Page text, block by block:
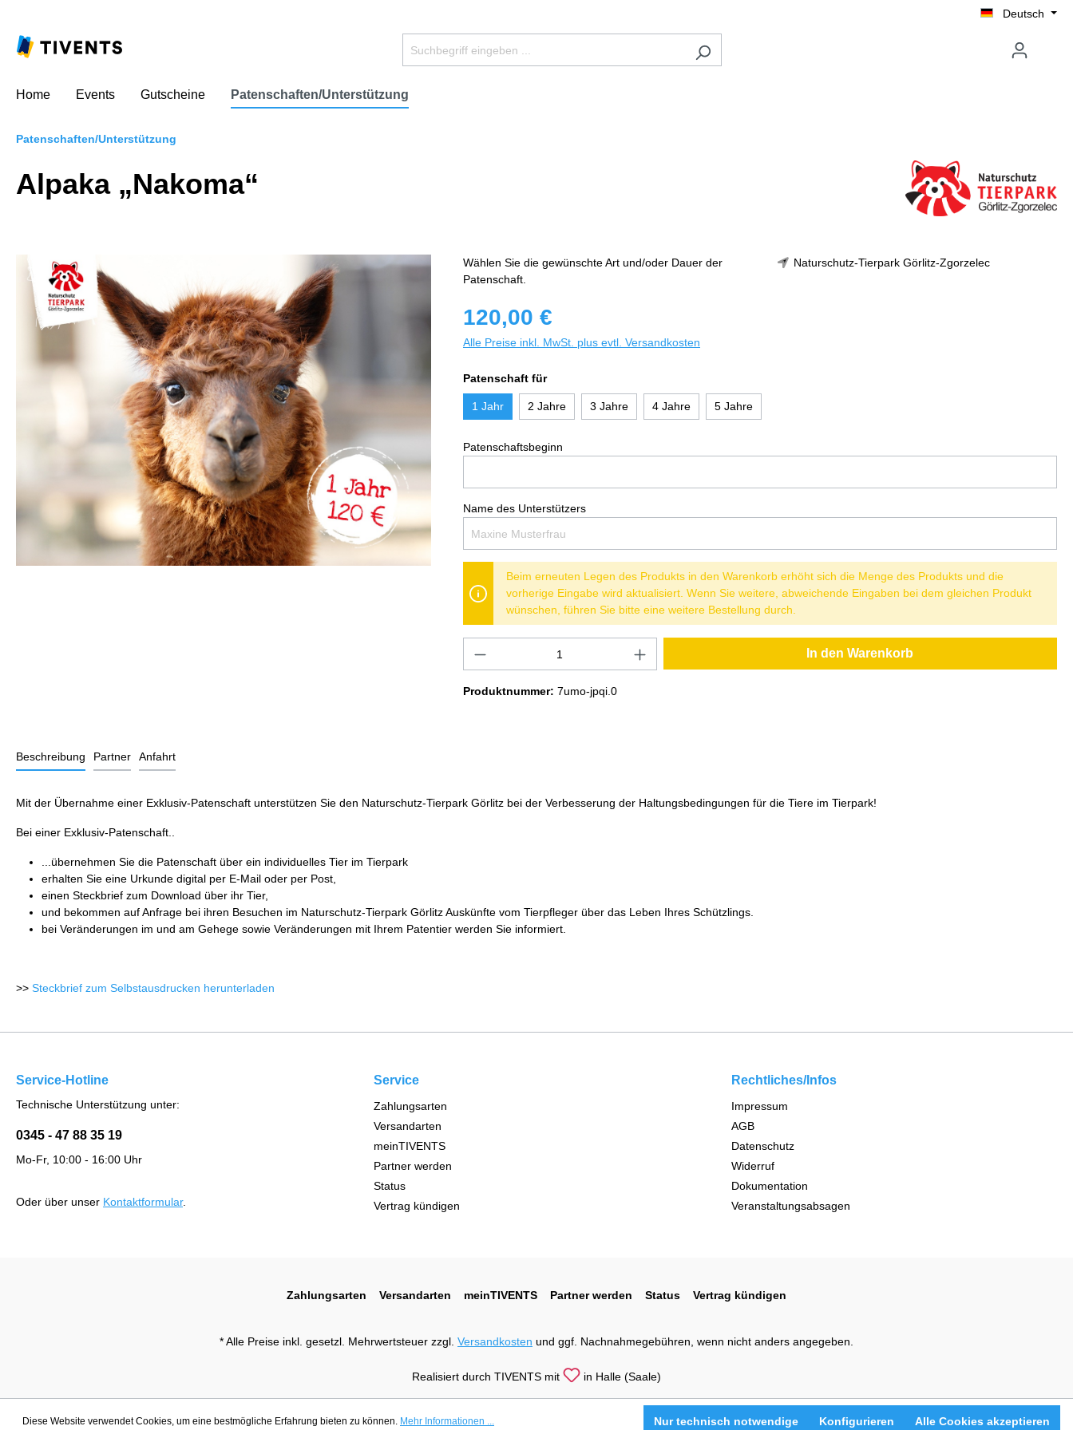
Deutsch
Home Events Gutscheine Patenschaften/Unterstützung
Patenschaften/Unterstützung
Alpaka „Nakoma“
Wählen Sie die gewünschte Art und/oder Dauer der
Patenschaft.
Naturschutz-Tierpark Görlitz-Zgorzelec
120,00 €
Alle Preise inkl. MwSt. plus evtl. Versandkosten
Patenschaft für
1 Jahr 2 Jahre 3 Jahre 4 Jahre 5 Jahre
Patenschaftsbeginn
Name des Unterstützers
Beim erneuten Legen des Produkts in den Warenkorb erhöht sich die Menge des Produkts und die
vorherige Eingabe wird aktualisiert. Wenn Sie weitere, abweichende Eingaben bei dem gleichen Produkt
wünschen, führen Sie bitte eine weitere Bestellung durch.
In den Warenkorb
Produktnummer: 7umo-jpqi.0
Beschreibung Partner Anfahrt
Mit der Übernahme einer Exklusiv-Patenschaft unterstützen Sie den Naturschutz-Tierpark Görlitz bei der Verbesserung der Haltungsbedingungen für die Tiere im Tierpark!
Bei einer Exklusiv-Patenschaft..
...übernehmen Sie die Patenschaft über ein individuelles Tier im Tierpark
erhalten Sie eine Urkunde digital per E-Mail oder per Post,
einen Steckbrief zum Download über ihr Tier,
und bekommen auf Anfrage bei ihren Besuchen im Naturschutz-Tierpark Görlitz Auskünfte vom Tierpfleger über das Leben Ihres Schützlings.
bei Veränderungen im und am Gehege sowie Veränderungen mit Ihrem Patentier werden Sie informiert.
>> Steckbrief zum Selbstausdrucken herunterladen
Service-Hotline
Technische Unterstützung unter:
0345 - 47 88 35 19
Mo-Fr, 10:00 - 16:00 Uhr
Oder über unser Kontaktformular.
Service
Zahlungsarten
Versandarten
meinTIVENTS
Partner werden
Status
Vertrag kündigen
Rechtliches/Infos
Impressum
AGB
Datenschutz
Widerruf
Dokumentation
Veranstaltungsabsagen
Zahlungsarten Versandarten meinTIVENTS Partner werden Status Vertrag kündigen
* Alle Preise inkl. gesetzl. Mehrwertsteuer zzgl. Versandkosten und ggf. Nachnahmegebühren, wenn nicht anders angegeben.
Realisiert durch TIVENTS mit in Halle (Saale)
Diese Website verwendet Cookies, um eine bestmögliche Erfahrung bieten zu können. Mehr Informationen ... Nur technisch notwendige Konfigurieren Alle Cookies akzeptieren